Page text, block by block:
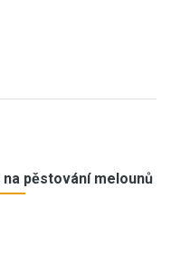
na pěstování melounů